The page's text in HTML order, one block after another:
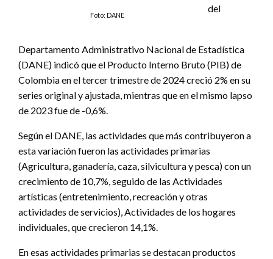
Foto: DANE
del
Departamento Administrativo Nacional de Estadística
(DANE) indicó que el Producto Interno Bruto (PIB) de
Colombia en el tercer trimestre de 2024 creció 2% en su
series original y ajustada, mientras que en el mismo lapso
de 2023 fue de -0,6%.
Según el DANE, las actividades que más contribuyeron a
esta variación fueron las actividades primarias
(Agricultura, ganadería, caza, silvicultura y pesca) con un
crecimiento de 10,7%, seguido de las Actividades
artísticas (entretenimiento, recreación y otras
actividades de servicios), Actividades de los hogares
individuales, que crecieron 14,1%.
En esas actividades primarias se destacan productos